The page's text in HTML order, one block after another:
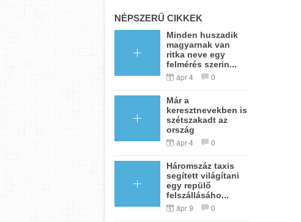
NÉPSZERŰ CIKKEK
Minden huszadik
magyarnak van
ritka neve egy
felmérés szerin...
ápr 4 0
Már a
keresztnevekben is
szétszakadt az
ország
ápr 4 0
Háromszáz taxis
segített világítani
egy repülő
felszállásáho...
ápr 9 0